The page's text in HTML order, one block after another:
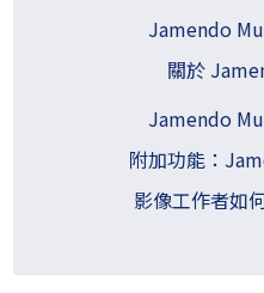
Jamendo
關於
Jamendo
附加功能：
影像工作者如